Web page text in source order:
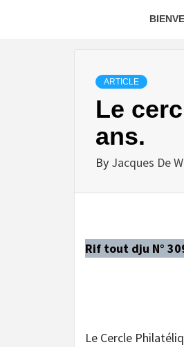
ARTICLE
Le
ans.
By Jacques De
Rif tout dju N°
Le Cercle